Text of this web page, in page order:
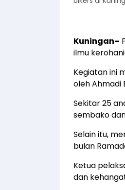
Kuningan–
ilmu
Kegiatan ini
oleh Ahmadi
Sekitar 25
sembako
Selain itu,
bulan
Ketua
dan